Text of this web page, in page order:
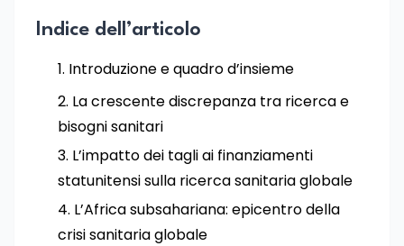
Indice dell’articolo
Introduzione e quadro d’insieme
La crescente discrepanza tra ricerca e
bisogni sanitari
L’impatto dei tagli ai finanziamenti
statunitensi sulla ricerca sanitaria globale
L’Africa subsahariana: epicentro della
crisi sanitaria globale